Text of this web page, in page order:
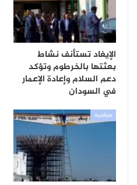
الإيغاد تستأنف نشاط
بعثتها بالخرطوم وتؤكد
دعم السلام وإعادة الإعمار
في السودان
سياسية